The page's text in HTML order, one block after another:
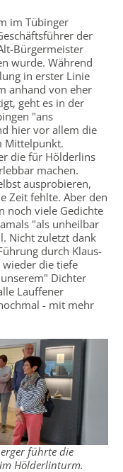
im Tübinger
der
Bürgermeister
wurde. Während
in erster Linie
anhand von eher
geht es in der
"ans
hier vor allem die
Mittelpunkt.
die für Hölderlins
machen.
ausprobieren,
Zeit fehlte. Aber den
noch viele Gedichte
"als unheilbar
Nicht zuletzt dank
durch Klaus-
die tiefe
Dichter
Lauffener
- mit mehr
führte die
Hölderlinturm.